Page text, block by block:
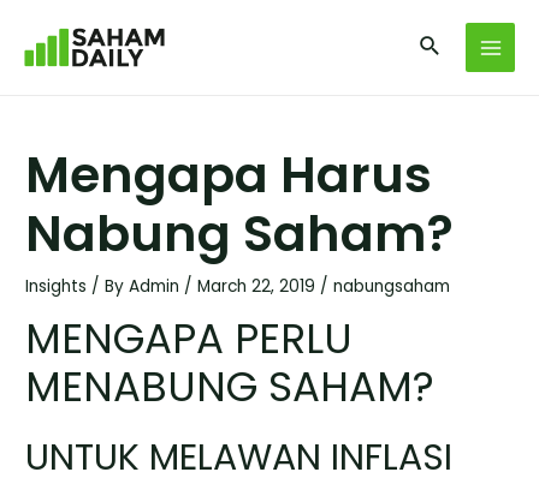
Mengapa Harus
Nabung Saham?
Insights / ByAdmin /March 22, 2019 /nabungsaham
MENGAPA PERLU
MENABUNG SAHAM?
UNTUK MELAWAN INFLASI